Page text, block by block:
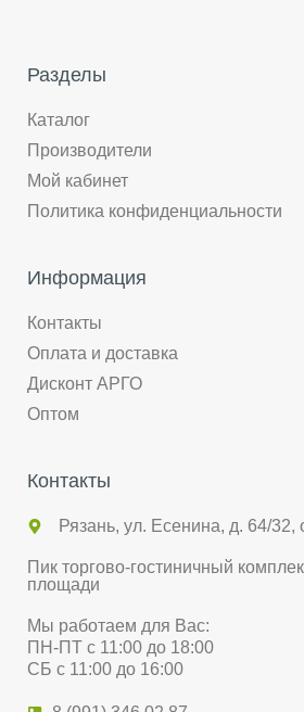
Разделы
Каталог
Производители
Мой кабинет
Политика конфиденциальности
Информация
Контакты
Оплата и доставка
Дисконт АРГО
Оптом
Контакты
Рязань, ул. Есенина, д. 64/32,
Пик торгово-гостиничный
площади
Мы работаем для Вас:
ПН-ПТ с 11:00 до 18:00
СБ с 11:00 до 16:00